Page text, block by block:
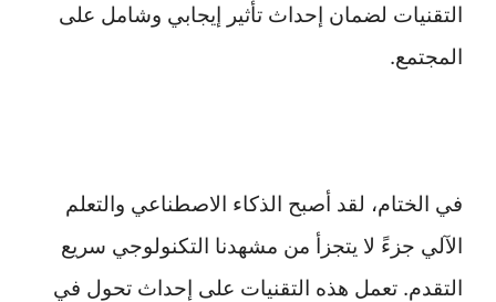
التقنيات لضمان إحداث تأثير إيجابي وشامل على
المجتمع.
في الختام، لقد أصبح الذكاء الاصطناعي والتعلم
الآلي جزءً لا يتجزأ من مشهدنا التكنولوجي سريع
التقدم. تعمل هذه التقنيات على إحداث تحول في